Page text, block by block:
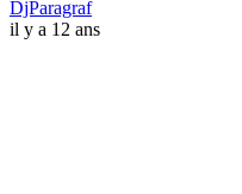
DjParagraf
il y a 12 ans